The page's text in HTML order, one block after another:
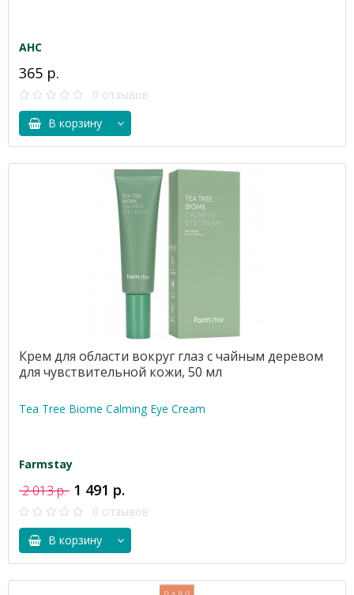
AHC
365 р.
0 отзывов
В корзину
Крем для области вокруг глаз с чайным деревом
для чувствительной кожи, 50 мл
Tea Tree Biome Calming Eye Cream
Farmstay
2 013 р. 1 491 р.
0 отзывов
В корзину